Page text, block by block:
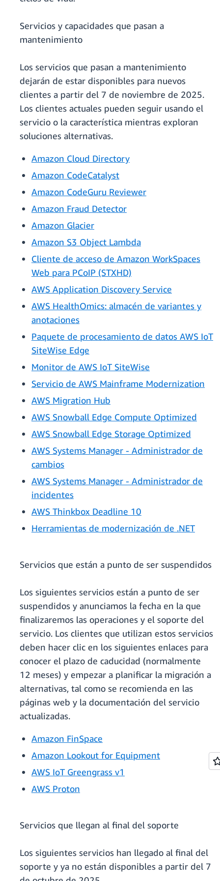
Servicios y capacidades que pasan a
mantenimiento
Los servicios que pasan a mantenimiento
dejarán de estar disponibles para nuevos
clientes a partir del 7 de noviembre de 2025.
Los clientes actuales pueden seguir usando el
servicio o la característica mientras exploran
soluciones alternativas.
Amazon Cloud Directory
Amazon CodeCatalyst
Amazon CodeGuru Reviewer
Amazon Fraud Detector
Amazon Glacier
Amazon S3 Object Lambda
Cliente de acceso de Amazon WorkSpaces
Web para PCoIP (STXHD)
AWS Application Discovery Service
AWS HealthOmics: almacén de variantes y
anotaciones
Paquete de procesamiento de datos AWS IoT
SiteWise Edge
Monitor de AWS IoT SiteWise
Servicio de AWS Mainframe Modernization
AWS Migration Hub
AWS Snowball Edge Compute Optimized
AWS Snowball Edge Storage Optimized
AWS Systems Manager - Administrador de
cambios
AWS Systems Manager - Administrador de
incidentes
AWS Thinkbox Deadline 10
Herramientas de modernización de .NET
Servicios que están a punto de ser suspendidos
Los siguientes servicios están a punto de ser
suspendidos y anunciamos la fecha en la que
finalizaremos las operaciones y el soporte del
servicio. Los clientes que utilizan estos servicios
deben hacer clic en los siguientes enlaces para
conocer el plazo de caducidad (normalmente
12 meses) y empezar a planificar la migración a
alternativas, tal como se recomienda en las
páginas web y la documentación del servicio
actualizadas.
Amazon FinSpace
Amazon Lookout for Equipment
AWS IoT Greengrass v1
AWS Proton
Servicios que llegan al final del soporte
Los siguientes servicios han llegado al final del
soporte y ya no están disponibles a partir del 7